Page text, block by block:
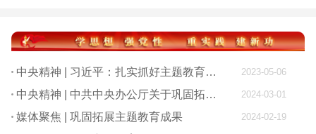
中央精神 | 习近平：扎实抓好主题教育 为奋进新征程凝心聚力 2023-05-06
中央精神 | 中共中央办公厅关于巩固拓展学习贯彻习近平新时代中国特色社会主义思想主题教育成果的意见 2024-03-01
媒体聚焦 | 巩固拓展主题教育成果 2024-02-19